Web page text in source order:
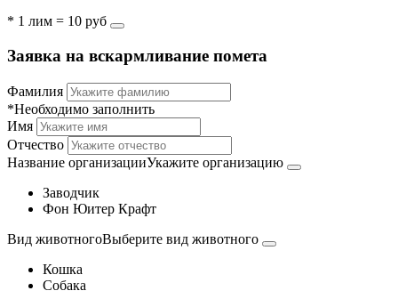
* 1 лим = 10 руб
Заявка на вскармливание помета
Фамилия
*Необходимо заполнить
Имя
Отчество
Название организацииУкажите организацию
Заводчик
Фон Юитер Крафт
Вид животногоВыберите вид животного
Кошка
Собака